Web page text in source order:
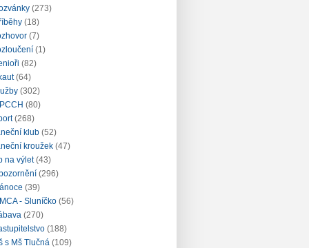
(273)
(18)
(7)
(1)
(82)
(64)
(302)
(80)
(268)
klub (52)
kroužek (47)
na výlet (43)
(296)
(39)
- Sluníčko (56)
(270)
(188)
s Mš Tlučná (109)